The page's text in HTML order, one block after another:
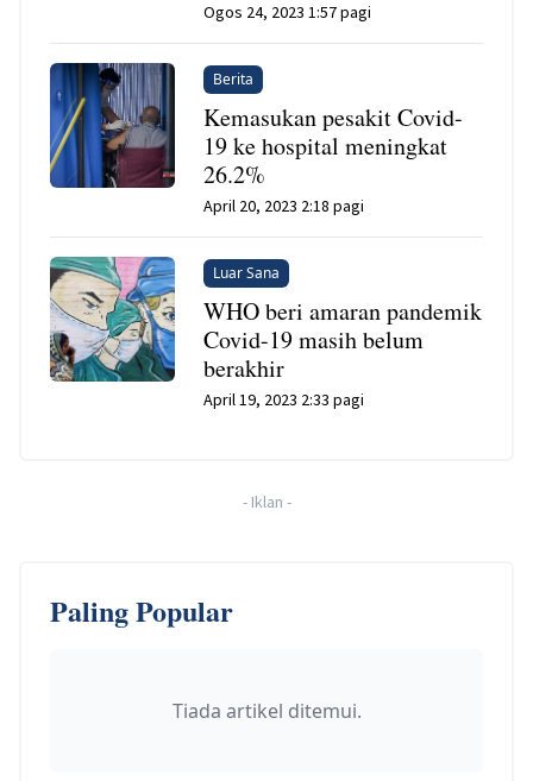
Ogos 24, 2023 1:57 pagi
Berita
Kemasukan pesakit Covid-
19 ke hospital meningkat
26.2%
April 20, 2023 2:18 pagi
Luar Sana
WHO beri amaran pandemik
Covid-19 masih belum
berakhir
April 19, 2023 2:33 pagi
- Iklan -
Paling Popular
Tiada artikel ditemui.